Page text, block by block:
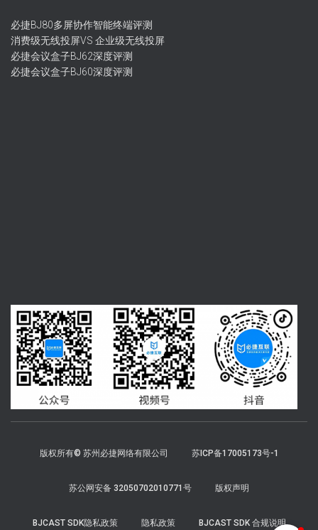
必捷BJ80多屏协作智能终端评测
消费级无线投屏VS 企业级无线投屏
必捷会议盒子BJ62深度评测
必捷会议盒子BJ60深度评测
版权所有© 苏州必捷网络有限公司 苏ICP备17005173号-1
苏公网安备 32050702010771号 版权声明
BJCAST SDK隐私政策 隐私政策 BJCAST SDK 合规说明